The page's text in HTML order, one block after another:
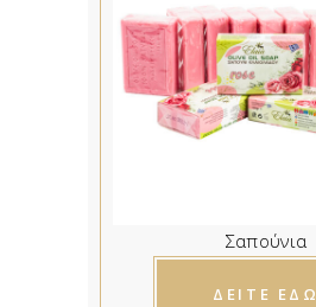
Σαπούνια
ΔΕΙΤΕ ΕΔΩ